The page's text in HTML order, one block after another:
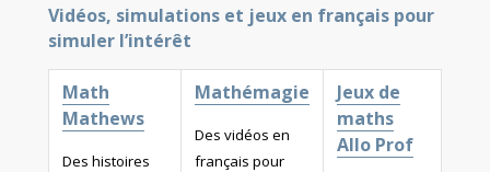
Vidéos, simulations et jeux en français pour
simuler l’intérêt
Math
Mathews
Des histoires
Mathémagie
Des vidéos en
français pour
Jeux de
maths
Allo Prof